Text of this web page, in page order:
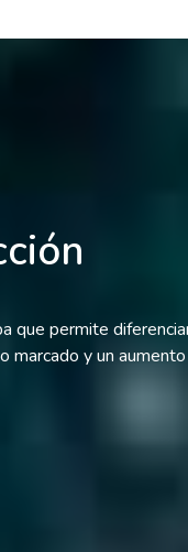
que permite
marcado y un